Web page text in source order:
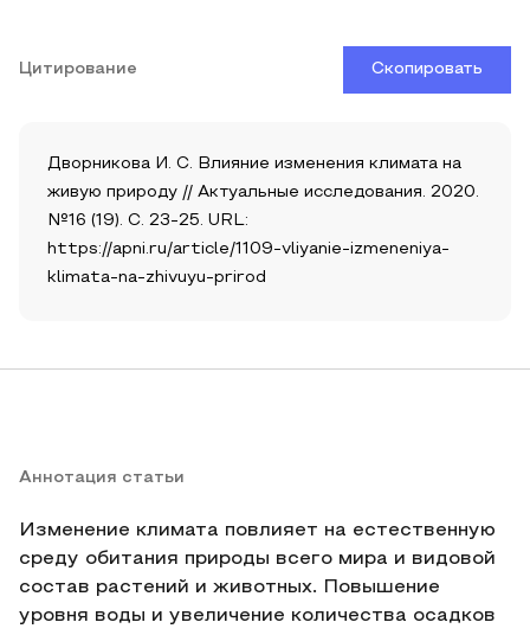
Цитирование Скопировать
Дворникова И. С. Влияние изменения климата на
живую природу // Актуальные исследования. 2020.
№16 (19). С. 23-25. URL:
https://apni.ru/article/1109-vliyanie-izmeneniya-
klimata-na-zhivuyu-prirod
Аннотация статьи
Изменение климата повлияет на естественную
среду обитания природы всего мира и видовой
состав растений и животных. Повышение
уровня воды и увеличение количества осадков